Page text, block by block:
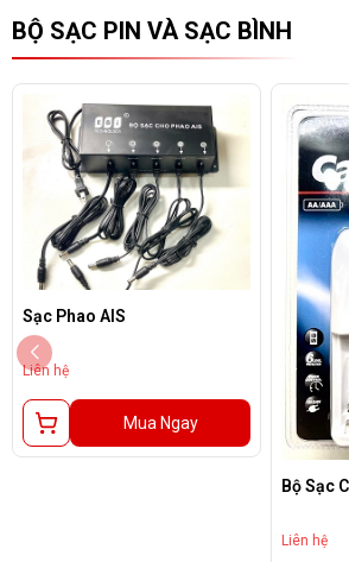
BỘ SẠC PIN VÀ SẠC BÌNH
Sạc Phao AIS
Liên hệ
Mua Ngay
Bộ
Liên hệ